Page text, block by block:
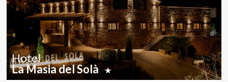
Hotel
La Masia del Solà